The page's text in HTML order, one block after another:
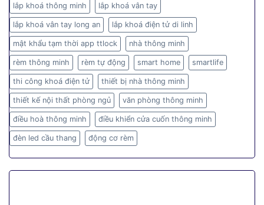
lắp khoá thông minh lắp khoá vân tay
lắp khoá vân tay long an lắp khoá điện tử di linh
mật khẩu tạm thời app ttlock nhà thông minh
rèm thông minh rèm tự động smart home smartlife
thi công khoá điện tử thiết bị nhà thông minh
thiết kế nội thất phòng ngủ văn phòng thông minh
điều hoà thông minh điều khiển cửa cuốn thông minh
đèn led cầu thang động cơ rèm